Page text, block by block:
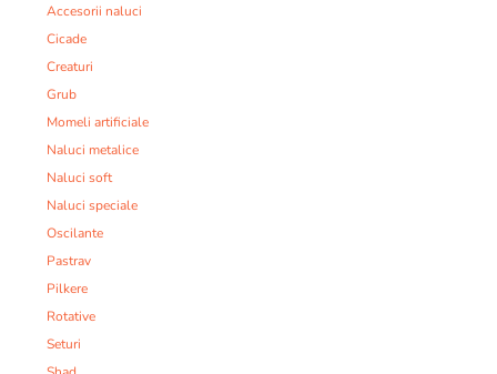
Accesorii naluci
Cicade
Creaturi
Grub
Momeli artificiale
Naluci metalice
Naluci soft
Naluci speciale
Oscilante
Pastrav
Pilkere
Rotative
Seturi